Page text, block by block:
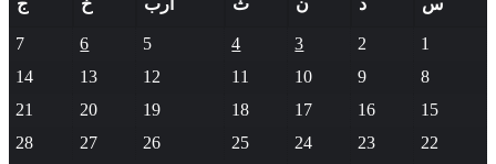
س
د ن ث أرب خ ج
1
2
3
4
5
6
7
8
9
10
11
12
13
14
15
16
17
18
19
20
21
22
23
24
25
26
27
28